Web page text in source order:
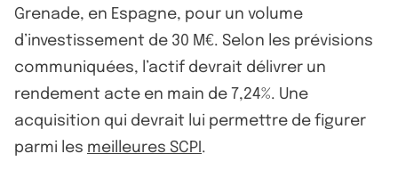
Grenade, en Espagne, pour un volume
d’investissement de 30 M€. Selon les prévisions
communiquées, l’actif devrait délivrer un
rendement acte en main de 7,24%. Une
acquisition qui devrait lui permettre de figurer
parmi les meilleures SCPI .